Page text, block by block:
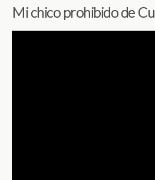
Mi chico prohibido de